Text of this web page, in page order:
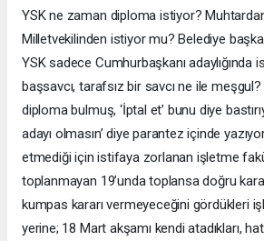
YSK ne zaman diploma istiyor?
Milletvekilinden istiyor mu? Belediye
YSK sadece Cumhurbaşkanı adaylığında
başsavcı, tarafsız bir savcı ne ile
diploma bulmuş, ‘İptal et’ bunu diye
adayı olmasın’ diye parantez içinde
etmediği için istifaya zorlanan işletme
toplanmayan 19’unda toplansa doğru
kumpas kararı vermeyeceğini gördükleri
yerine; 18 Mart akşamı kendi atadıkları,